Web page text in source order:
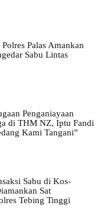
Polres Palas Amankan
Sabu Lintas
Penganiayaan
di THM NZ, Iptu Fandi
Kami Tangani”
Sabu di Kos-
Sat
Tebing Tinggi